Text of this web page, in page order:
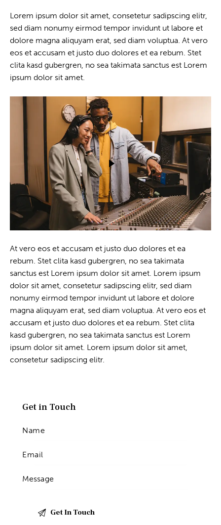
Lorem ipsum dolor sit amet, consetetur sadipscing elitr,
sed diam nonumy eirmod tempor invidunt ut labore et
dolore magna aliquyam erat, sed diam voluptua. At vero
eos et accusam et justo duo dolores et ea rebum. Stet
clita kasd gubergren, no sea takimata sanctus est Lorem
ipsum dolor sit amet.
At vero eos et accusam et justo duo dolores et ea
rebum. Stet clita kasd gubergren, no sea takimata
sanctus est Lorem ipsum dolor sit amet. Lorem ipsum
dolor sit amet, consetetur sadipscing elitr, sed diam
nonumy eirmod tempor invidunt ut labore et dolore
magna aliquyam erat, sed diam voluptua. At vero eos et
accusam et justo duo dolores et ea rebum. Stet clita
kasd gubergren, no sea takimata sanctus est Lorem
ipsum dolor sit amet. Lorem ipsum dolor sit amet,
consetetur sadipscing elitr.
Get in Touch